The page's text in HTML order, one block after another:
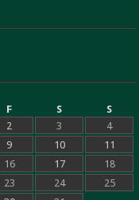
F S
S
2 3
4
9 10
11
16 17
18
23 24
25